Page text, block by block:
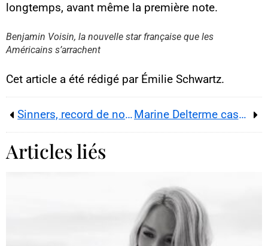
longtemps, avant même la première note.
Charger
acceptez d’être suivi par
Cette image est hébergée par
contenu / YouTube.
Benjamin Voisin, la nouvelle star française que les
Américains s’arrachent
Cet article a été rédigé par Émilie Schwartz.
Sinners, record de nominations aux Oscars 2026 : Ryan Coogler fait danser l’horreur Marine Delterme cash sur la pression du poids, de New York à « Alice Nevers »
Articles liés